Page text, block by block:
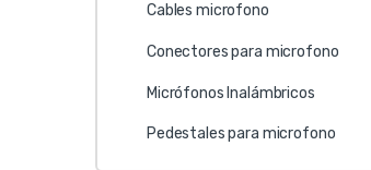
Cables microfono
Conectores para microfono
Micrófonos Inalámbricos
Pedestales para microfono